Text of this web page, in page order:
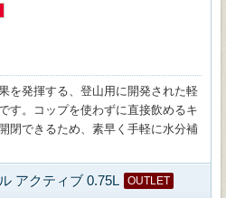
を発揮する、登山用に開発された軽
す。コップを使わずに直接飲めるキ
閉できるため、素早く手軽に水分補
アクティブ 0.75L OUTLET